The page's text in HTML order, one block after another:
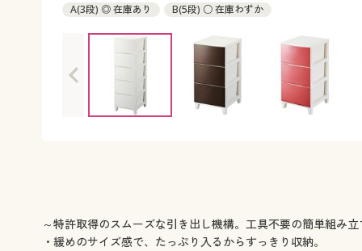
A(3段) ◎ 在庫あり B(5段) ○ 在庫わずか
～特許取得のスムーズな引き出し機構。工具不要の簡単組み立
・緩めのサイズ感で、たっぷり入るからすっきり収納。